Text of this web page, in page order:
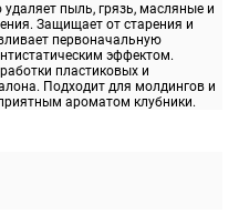
пыль, грязь, масляные и
Защищает от старения и
первоначальную
эффектом.
пластиковых и
Подходит для молдингов и
ароматом клубники.